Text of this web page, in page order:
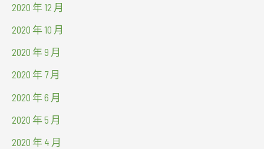
2020 年 12 月
2020 年 10 月
2020 年 9 月
2020 年 7 月
2020 年 6 月
2020 年 5 月
2020 年 4 月